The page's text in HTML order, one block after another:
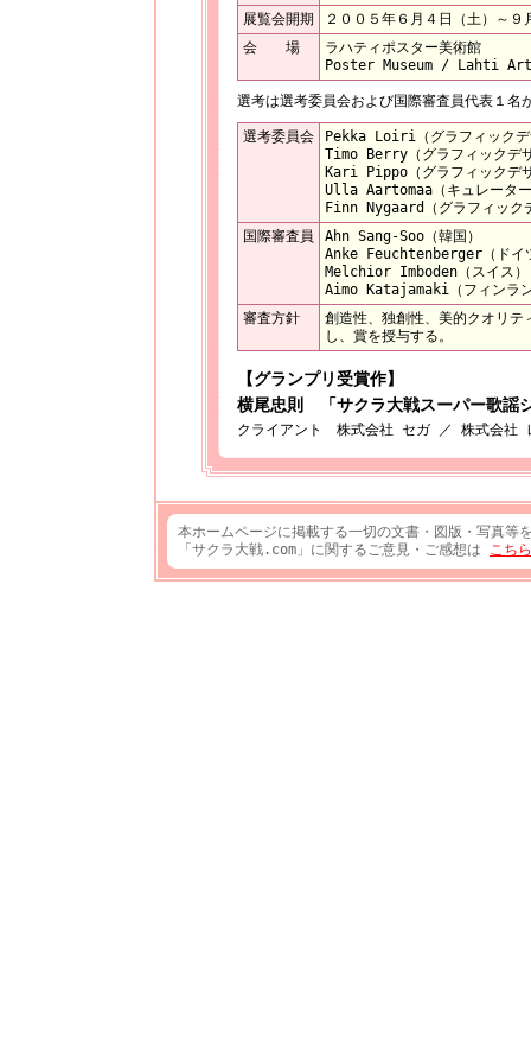
展覧会開期
２００５年６月４日（土）～９
会 場
ラハティポスター美術館
Poster Museum / Lahti Art
選考は選考委員会および国際審査員代表１名
選考委員会
Pekka Loiri（グラフィックデ
Timo Berry（グラフィックデ
Kari Pippo（グラフィックデ
Ulla Aartomaa（キュレータ
Finn Nygaard（グラフィック
国際審査員
Ahn Sang-Soo（韓国）
Anke Feuchtenberger（ドイ
Melchior Imboden（スイス）
Aimo Katajamaki（フィンラ
審査方針
創造性、独創性、美的クオリテ
し、賞を授与する。
【グランプリ受賞作】
横尾忠則 「サクラ大戦スーパー歌
クライアント 株式会社 セガ ／ 株式会社
本ホームページに掲載する一切の文書・図版・写真等
「サクラ大戦.com」に関するご意見・ご感想は こちら